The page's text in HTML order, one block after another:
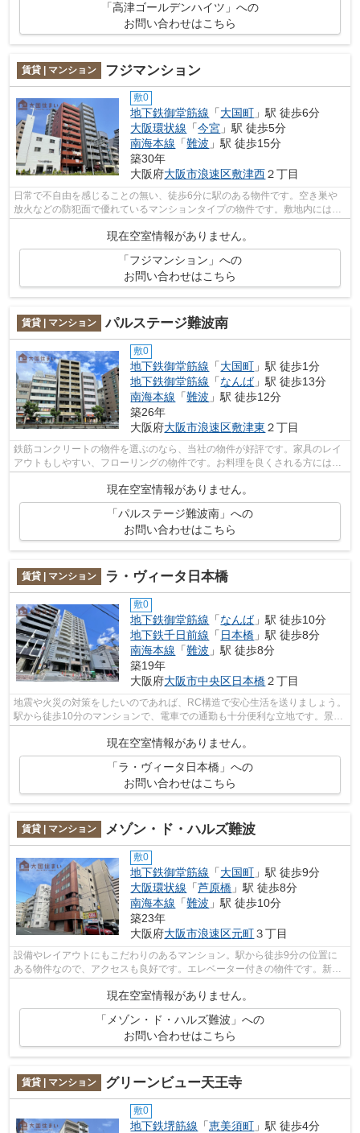
「高津ゴールデンハイツ」への
お問い合わせはこちら
賃貸 | マンション フジマンション
敷0
地下鉄御堂筋線 「大国町 」駅 徒歩6分
大阪環状線 「今宮 」駅 徒歩5分
南海本線 「難波 」駅 徒歩15分
築30年
大阪府大阪市浪速区敷津西２丁目
日常で不自由を感じることの無い、徒歩6分に駅のある物件です。空き巣や
放火などの防犯面で優れているマンションタイプの物件です。敷地内には使
現在空室情報がありません。
「フジマンション」への
お問い合わせはこちら
賃貸 | マンション パルステージ難波南
敷0
地下鉄御堂筋線 「大国町 」駅 徒歩1分
地下鉄御堂筋線 「なんば」駅 徒歩13分
南海本線 「難波 」駅 徒歩12分
築26年
大阪府大阪市浪速区敷津東 ２丁目
鉄筋コンクリートの物件を選ぶのなら、当社の物件が好評です。家具のレイ
アウトもしやすい、フローリングの物件です。お料理を良くされる方にはシ
現在空室情報がありません。
「パルステージ難波南」への
お問い合わせはこちら
賃貸 | マンション ラ・ヴィータ日本橋
敷0
地下鉄御堂筋線 「なんば」駅 徒歩10分
地下鉄千日前線 「 日本橋 」駅 徒歩8分
南海本線 「難波 」駅 徒歩8分
築19年
大阪府大阪市中央区日本橋２丁目
地震や火災の対策をしたいのであれば、RC構造で安心生活を送りましょう。
駅から徒歩10分のマンションで、電車での通勤も十分便利な立地です。景色
や日当たりにこだわったお部屋探しを...
現在空室情報がありません。
「ラ・ヴィータ日本橋」への
お問い合わせはこちら
賃貸 | マンション メゾン・ド・ハルズ難波
敷0
地下鉄御堂筋線 「大国町 」駅 徒歩9分
大阪環状線 「芦原橋 」駅 徒歩8分
南海本線 「難波 」駅 徒歩10分
築23年
大阪府大阪市浪速区元町３丁目
設備やレイアウトにもこだわりのあるマンション。駅から徒歩9分の位置に
ある物件なので、アクセスも良好です。エレベーター付きの物件です。新着
現在空室情報がありません。
「メゾン・ド・ハルズ難波」への
お問い合わせはこちら
賃貸 | マンション グリーンビュー天王寺
敷0
地下鉄堺筋線 「恵美須町 」駅 徒歩4分